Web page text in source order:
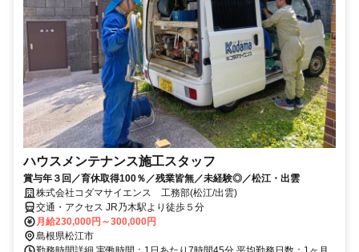
ハウスメンテナンス施工スタッフ
賞与年３回／育休取得100％／残業皆無／未経験◎／松江・出雲
株式会社コダマサイエンス 工務部(松江/出雲)
交通・アクセス JR乃木駅より徒歩５分
月給230,000円～300,000円
島根県松江市